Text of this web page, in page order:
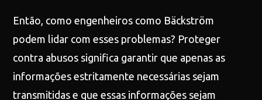
Então, como engenheiros como Bäckström
podem lidar com esses problemas? Proteger
contra abusos significa garantir que apenas as
informações estritamente necessárias sejam
transmitidas e que essas informações sejam